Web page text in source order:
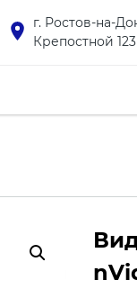
г. Ростов-на-
Крепостной 123